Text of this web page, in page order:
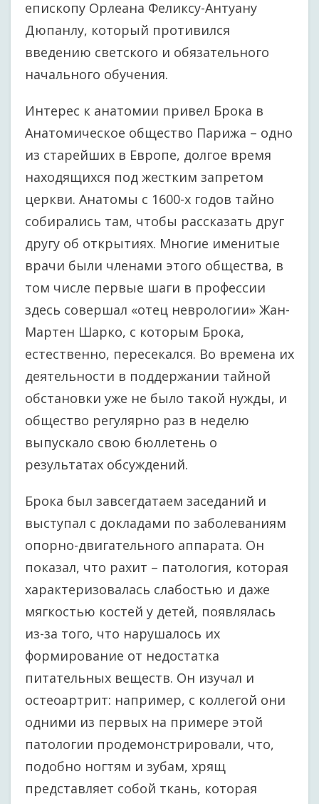
епископу Орлеана Феликсу-Антуану
Дюпанлу, который противился
введению светского и обязательного
начального обучения.
Интерес к анатомии привел Брока в
Анатомическое общество Парижа – одно
из старейших в Европе, долгое время
находящихся под жестким запретом
церкви. Анатомы с 1600-х годов тайно
собирались там, чтобы рассказать друг
другу об открытиях. Многие именитые
врачи были членами этого общества, в
том числе первые шаги в профессии
здесь совершал «отец неврологии» Жан-
Мартен Шарко, с которым Брока,
естественно, пересекался. Во времена их
деятельности в поддержании тайной
обстановки уже не было такой нужды, и
общество регулярно раз в неделю
выпускало свою бюллетень о
результатах обсуждений.
Брока был завсегдатаем заседаний и
выступал с докладами по заболеваниям
опорно-двигательного аппарата. Он
показал, что рахит – патология, которая
характеризовалась слабостью и даже
мягкостью костей у детей, появлялась
из-за того, что нарушалось их
формирование от недостатка
питательных веществ. Он изучал и
остеоартрит: например, с коллегой они
одними из первых на примере этой
патологии продемонстрировали, что,
подобно ногтям и зубам, хрящ
представляет собой ткань, которая